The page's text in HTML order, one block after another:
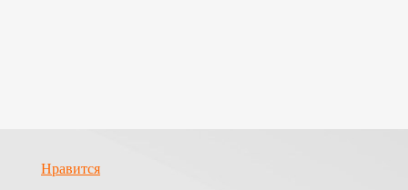
Нравится